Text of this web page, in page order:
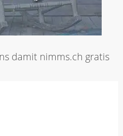
damit nimms.ch gratis